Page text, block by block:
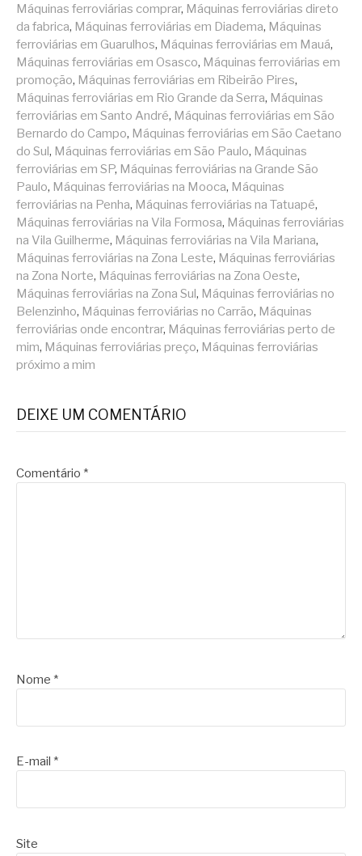
Máquinas ferroviárias comprar, Máquinas ferroviárias direto
da fabrica, Máquinas ferroviárias em Diadema, Máquinas
ferroviárias em Guarulhos, Máquinas ferroviárias em Mauá,
Máquinas ferroviárias em Osasco, Máquinas ferroviárias em
promoção, Máquinas ferroviárias em Ribeirão Pires,
Máquinas ferroviárias em Rio Grande da Serra, Máquinas
ferroviárias em Santo André, Máquinas ferroviárias em São
Bernardo do Campo, Máquinas ferroviárias em São Caetano
do Sul, Máquinas ferroviárias em São Paulo, Máquinas
ferroviárias em SP, Máquinas ferroviárias na Grande São
Paulo, Máquinas ferroviárias na Mooca, Máquinas
ferroviárias na Penha, Máquinas ferroviárias na Tatuapé,
Máquinas ferroviárias na Vila Formosa, Máquinas ferroviárias
na Vila Guilherme, Máquinas ferroviárias na Vila Mariana,
Máquinas ferroviárias na Zona Leste, Máquinas ferroviárias
na Zona Norte, Máquinas ferroviárias na Zona Oeste,
Máquinas ferroviárias na Zona Sul, Máquinas ferroviárias no
Belenzinho, Máquinas ferroviárias no Carrão, Máquinas
ferroviárias onde encontrar, Máquinas ferroviárias perto de
mim, Máquinas ferroviárias preço, Máquinas ferroviárias
próximo a mim
DEIXE UM COMENTÁRIO
Comentário *
Nome *
E-mail *
Site